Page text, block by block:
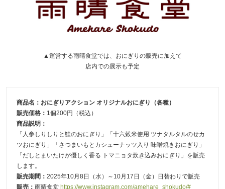
▲運営する雨晴食堂では、おにぎりの販売に加えて
店内での展示も予定
商品名：おにぎりアクション オリジナルおにぎり（各種）
販売価格： 1個200円（税込）
商品説明：
「人参しりしりと鮭のおにぎり」「十六穀米使用 ツナタルタルのせカ
ツおにぎり」「さつまいもとカシューナッツ入り 味噌焼きおにぎり」
「だしとまいたけが優しく香る トマニョタ炊き込みおにぎり」を販売
します。
販売期間： 2025年10月8日（水）～10月17日（金）日替わりで販売
販売： 雨晴食堂 https://www.instagram.com/amehare_shokudo/#